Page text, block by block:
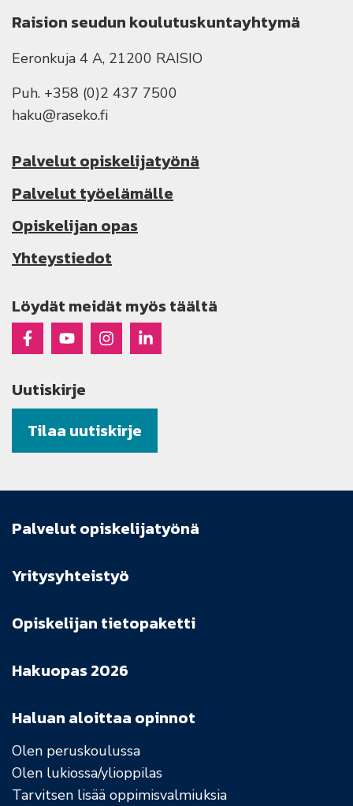
Raision seudun koulutuskuntayhtymä
Eeronkuja 4 A, 21200 RAISIO
Puh. +358 (0)2 437 7500
haku@raseko.fi
Palvelut opiskelijatyönä
Palvelut työelämälle
Opiskelijan opas
Yhteystiedot
Löydät meidät myös täältä
Raseko Facebookissa
Raseko Youtubessa
Raseko Instagramissa
Raseko Linkedinissä
Uutiskirje
Tilaa uutiskirje
Haluan aloittaa opinnot
Olen peruskoulussa
Olen lukiossa/ylioppilas
Tarvitsen lisää oppimisvalmiuksia
Palvelut opiskelijatyönä
Yritysyhteistyö
Opiskelijan tietopaketti
Hakuopas 2026